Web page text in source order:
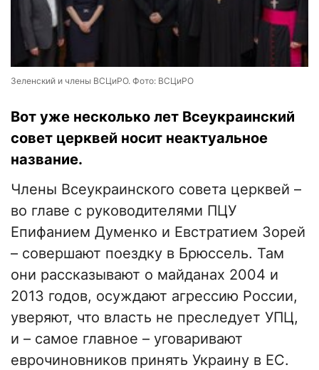
Зеленский и члены ВСЦиРО. Фото: ВСЦиРО
Вот уже несколько лет Всеукраинский
совет церквей носит неактуальное
название.
Члены Всеукраинского совета церквей –
во главе с руководителями ПЦУ
Епифанием Думенко и Евстратием Зорей
– совершают поездку в Брюссель. Там
они рассказывают о майданах 2004 и
2013 годов, осуждают агрессию России,
уверяют, что власть не преследует УПЦ,
и – самое главное – уговаривают
еврочиновников принять Украину в ЕС.